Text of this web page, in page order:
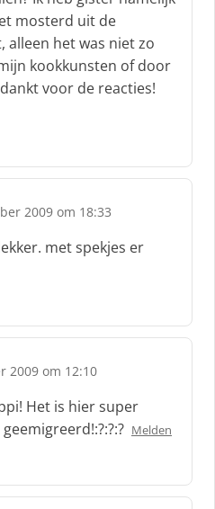
mosterd uit de
het was niet zo
kookkunsten of door
voor de reacties!
2009 om 18:33
met spekjes er
2009 om 12:10
Het is hier super
Melden